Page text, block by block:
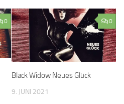
0 0
Black Widow Neues Glück
9. JUNI 2021